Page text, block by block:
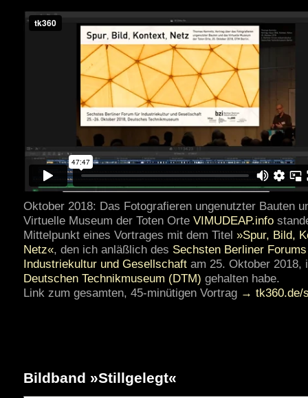
Oktober 2018: Das Fotografieren ungenutzter Bauten
Virtuelle Museum der Toten Orte VIMUDEAP.info
Mittelpunkt eines Vortrages mit dem Titel »Spur, Bild,
Netz«, den ich anläßlich des Sechsten Berliner
Industriekultur und Gesellschaft am 25. Oktober 2018,
Deutschen Technikmuseum (DTM) gehalten habe.
Link zum gesamten, 45-minütigen Vortrag → tk360.de/
Bildband »Stillgelegt«